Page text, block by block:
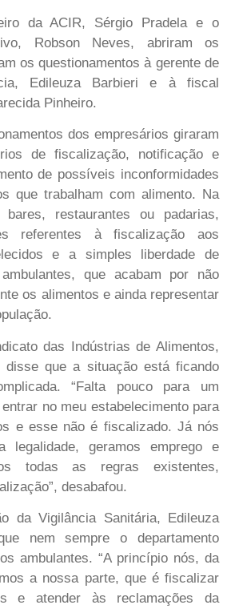
da ACIR, Sérgio Pradela e o
Robson Neves, abriram os
os questionamentos à gerente de
Edileuza Barbieri e à fiscal
Pinheiro.
dos empresários giraram
de fiscalização, notificação e
de possíveis inconformidades
que trabalham com alimento. Na
restaurantes ou padarias,
referentes à fiscalização aos
e a simples liberdade de
que acabam por não
os alimentos e ainda representar
das Indústrias de Alimentos,
disse que a situação está ficando
“Falta pouco para um
no meu estabelecimento para
e esse não é fiscalizado. Já nós
legalidade, geramos emprego e
todas as regras existentes,
desabafou.
da Vigilância Sanitária, Edileuza
nem sempre o departamento
ambulantes. “A princípio nós, da
a nossa parte, que é fiscalizar
e atender às reclamações da